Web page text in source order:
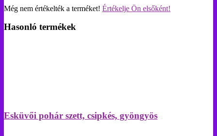
Még nem értékelték a terméket! Értékelje Ön elsőként!
Hasonló termékek
Esküvői pohár szett, csipkés, gyöngyös